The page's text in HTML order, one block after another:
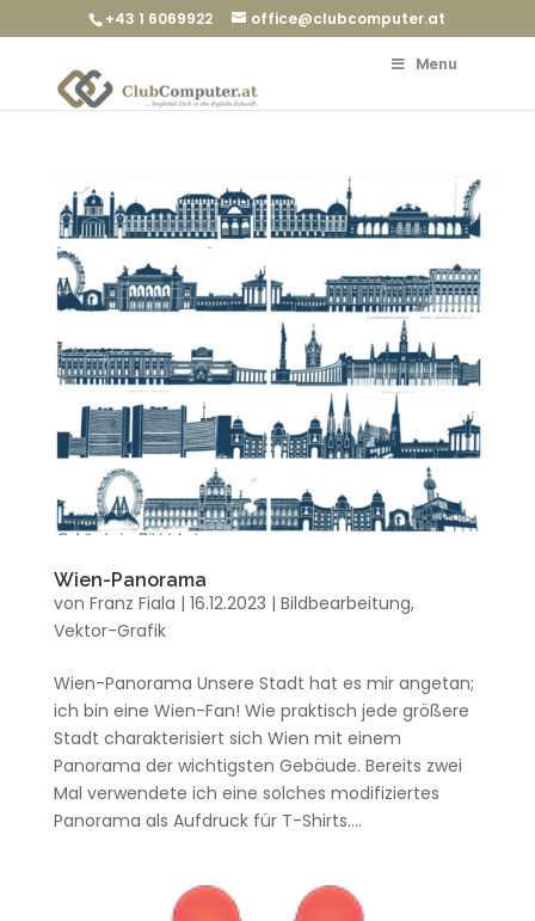
+43 1 6069922 office@clubcomputer.at
Menu
Wien-Panorama
von Franz Fiala | 16.12.2023 | Bildbearbeitung,
Vektor-Grafik
Wien-Panorama Unsere Stadt hat es mir angetan;
ich bin eine Wien-Fan! Wie praktisch jede größere
Stadt charakterisiert sich Wien mit einem
Panorama der wichtigsten Gebäude. Bereits zwei
Mal verwendete ich eine solches modifiziertes
Panorama als Aufdruck für T-Shirts....